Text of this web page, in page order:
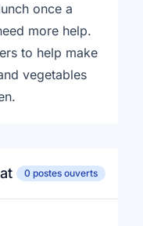
once a
more help.
to help make
vegetables
0 postes ouverts